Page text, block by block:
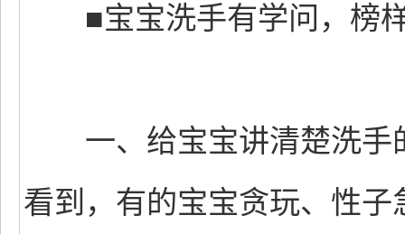
■宝宝洗手有学问，榜
一、给宝宝讲清楚洗手
看到，有的宝宝贪玩、性